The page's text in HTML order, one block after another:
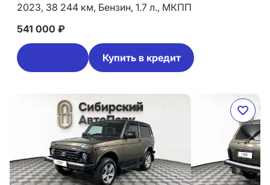
2023, 38 244 км, Бензин, 1.7 л., МКПП
541 000 ₽
Купить в кредит